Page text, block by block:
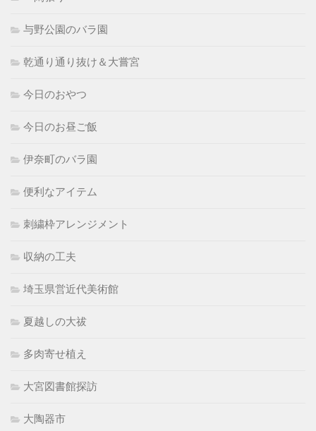
与野公園のバラ園
乾通り通り抜け＆大嘗宮
今日のおやつ
今日のお昼ご飯
伊奈町のバラ園
便利なアイテム
刺繍枠アレンジメント
収納の工夫
埼玉県営近代美術館
夏越しの大祓
多肉寄せ植え
大宮図書館探訪
大陶器市